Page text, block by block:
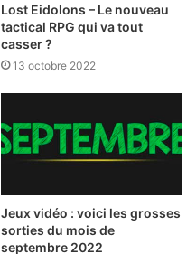
Lost Eidolons – Le nouveau
tactical RPG qui va tout
casser ?
13 octobre 2022
Jeux vidéo : voici les grosses
sorties du mois de
septembre 2022